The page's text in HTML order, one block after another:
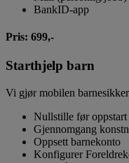
BankID-app
Pris: 699,-
Starthjelp barn
Vi gjør mobilen
Nullstille før oppstart
Gjennomgang
Oppsett barnekonto
Konfigurer